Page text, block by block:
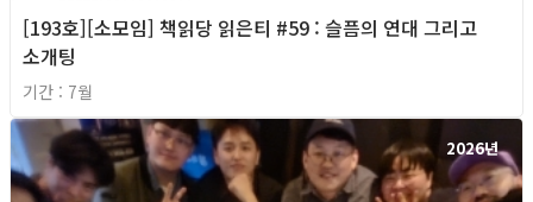
[193호][소모임] 책읽당 읽은티 #59 : 슬픔의 연대 그리고
소개팅
기간 : 7월
2026년